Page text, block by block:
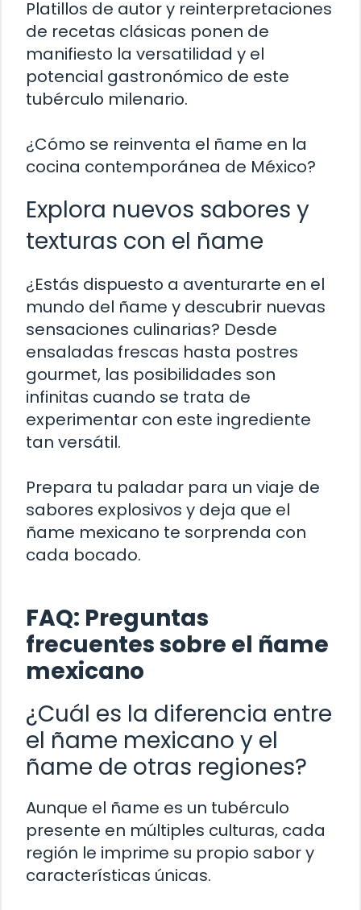
Platillos de autor y reinterpretaciones
de recetas clásicas ponen de
manifiesto la versatilidad y el
potencial gastronómico de este
tubérculo milenario.
¿Cómo se reinventa el ñame en la
cocina contemporánea de México?
Explora nuevos sabores y
texturas con el ñame
¿Estás dispuesto a aventurarte en el
mundo del ñame y descubrir nuevas
sensaciones culinarias? Desde
ensaladas frescas hasta postres
gourmet, las posibilidades son
infinitas cuando se trata de
experimentar con este ingrediente
tan versátil.
Prepara tu paladar para un viaje de
sabores explosivos y deja que el
ñame mexicano te sorprenda con
cada bocado.
FAQ: Preguntas
frecuentes sobre el ñame
mexicano
¿Cuál es la diferencia entre
el ñame mexicano y el
ñame de otras regiones?
Aunque el ñame es un tubérculo
presente en múltiples culturas, cada
región le imprime su propio sabor y
características únicas.